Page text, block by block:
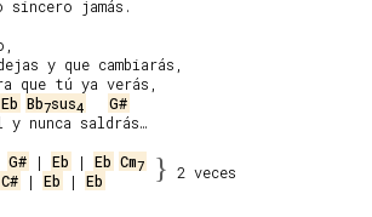
Eb Bb7sus4
G#
G# | Eb | Eb Cm7
C# | Eb | Eb } 2 veces